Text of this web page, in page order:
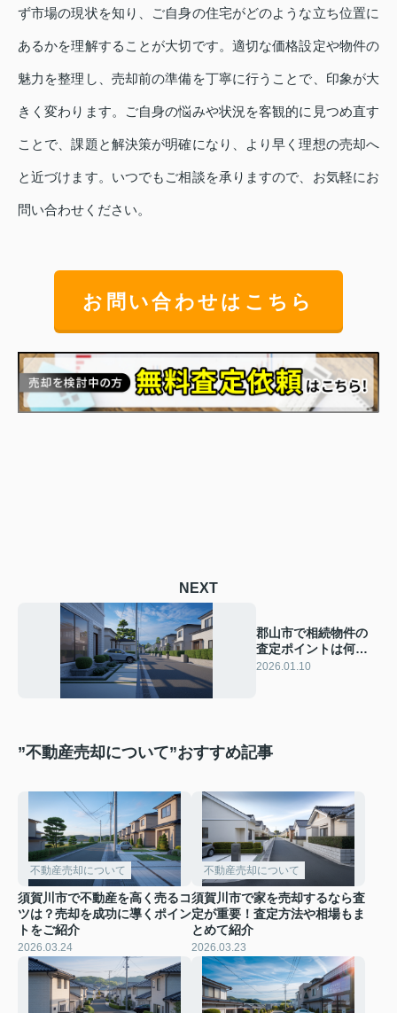
ず市場の現状を知り、ご自身の住宅がどのような立ち位置に
あるかを理解することが大切です。適切な価格設定や物件の
魅力を整理し、売却前の準備を丁寧に行うことで、印象が大
きく変わります。ご自身の悩みや状況を客観的に見つめ直す
ことで、課題と解決策が明確になり、より早く理想の売却へ
と近づけます。いつでもご相談を承りますので、お気軽にお
問い合わせください。
お問い合わせはこちら
NEXT
郡山市で相続物件の
査定ポイントは何
か？基礎知識から売
2026.01.10
”不動産売却について”おすすめ記事
不動産売却について
須賀川市で不動産を高く売るコ
ツは？売却を成功に導くポイン
トをご紹介
2026.03.24
不動産売却について
須賀川市で家を売却するなら査
定が重要！査定方法や相場もま
とめて紹介
2026.03.23